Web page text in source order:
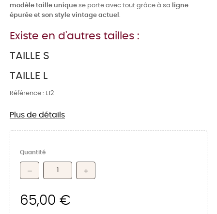
modèle taille unique se porte avec tout grâce à sa
ligne
épurée et son style vintage actuel .
Existe en d'autres tailles :
TAILLE S
TAILLE L
Référence : L12
Plus de détails
Quantité
65,00 €